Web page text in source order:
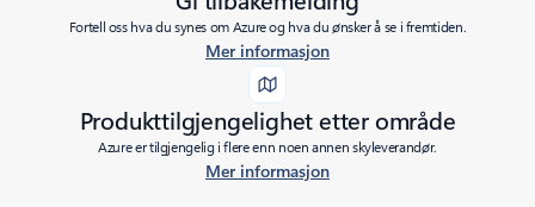
Fortell oss hva du synes om Azure og hva du ønsker å se i fremtiden.
Mer informasjon
Produkttilgjengelighet etter område
Azure er tilgjengelig i flere enn noen annen skyleverandør.
Mer informasjon